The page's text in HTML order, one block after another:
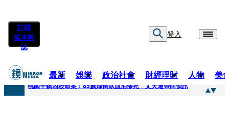
訂閱
紙本雜
誌
登入
最新 娛樂 政治社會 財經理財 人物 美
快訊
桃園平鎮凶殺命案！85歲婦倒臥血泊慘死 丈夫遭帶回偵訊